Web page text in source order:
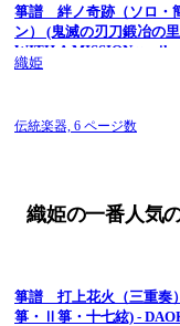
箏譜 絆ノ奇跡（ソロ・
ン） (鬼滅の刃刀鍛冶の
WITH A MISSION × milet
織姫
伝統楽器, 6 ページ数
織姫の一番人気
箏譜 打上花火（三重奏
箏・Ⅱ箏・十七絃) -